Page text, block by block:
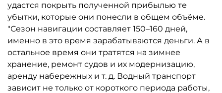
удастся покрыть полученной прибылью те
убытки, которые они понесли в общем объёме.
"Сезон навигации составляет 150–160 дней,
именно в это время зарабатываются деньги. А в
остальное время они тратятся на зимнее
хранение, ремонт судов и их модернизацию,
аренду набережных и т. д. Водный транспорт
зависит не только от короткого периода работы,